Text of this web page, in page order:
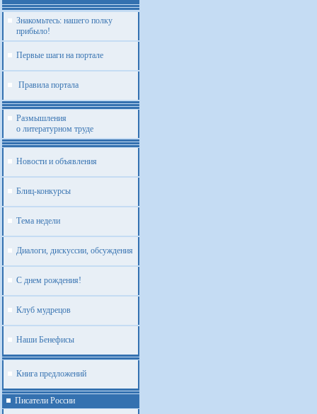
Знакомьтесь: нашего полку
прибыло!
Первые шаги на портале
Правила портала
Размышления
о литературном труде
Новости и объявления
Блиц-конкурсы
Тема недели
Диалоги, дискуссии, обсуждения
С днем рождения!
Клуб мудрецов
Наши Бенефисы
Книга предложений
Писатели России